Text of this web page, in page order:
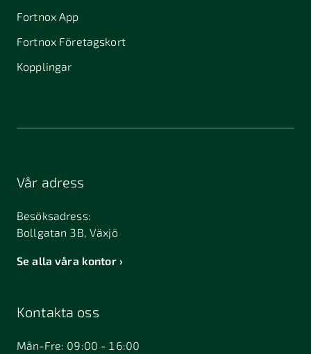
Fortnox App
Fortnox Företagskort
Kopplingar
Vår adress
Besöksadress:
Bollgatan 3B, Växjö
Se alla våra kontor
Kontakta oss
Mån-Fre: 09:00 - 16:00